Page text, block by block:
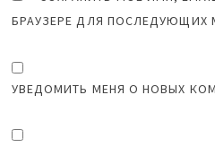
БРАУЗЕРЕ ДЛЯ ПОСЛЕДУЮЩИХ
УВЕДОМИТЬ МЕНЯ О НОВЫХ